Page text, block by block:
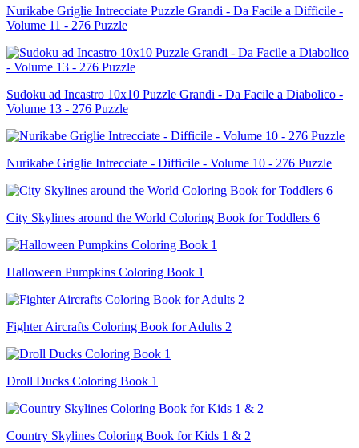
Nurikabe Griglie Intrecciate Puzzle Grandi - Da Facile a Difficile -
Volume 11 - 276 Puzzle
Sudoku ad Incastro 10x10 Puzzle Grandi - Da Facile a Diabolico -
Volume 13 - 276 Puzzle
Nurikabe Griglie Intrecciate - Difficile - Volume 10 - 276 Puzzle
City Skylines around the World Coloring Book for Toddlers 6
Halloween Pumpkins Coloring Book 1
Fighter Aircrafts Coloring Book for Adults 2
Droll Ducks Coloring Book 1
Country Skylines Coloring Book for Kids 1 & 2